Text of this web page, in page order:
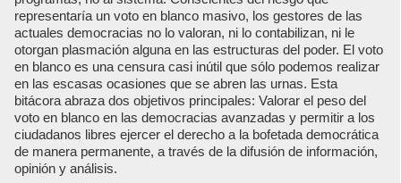
representaría un voto en blanco masivo, los gestores de las
actuales democracias no lo valoran, ni lo contabilizan, ni le
otorgan plasmación alguna en las estructuras del poder. El voto
en blanco es una censura casi inútil que sólo podemos realizar
en las escasas ocasiones que se abren las urnas. Esta
bitácora abraza dos objetivos principales: Valorar el peso del
voto en blanco en las democracias avanzadas y permitir a los
ciudadanos libres ejercer el derecho a la bofetada democrática
de manera permanente, a través de la difusión de información,
opinión y análisis.